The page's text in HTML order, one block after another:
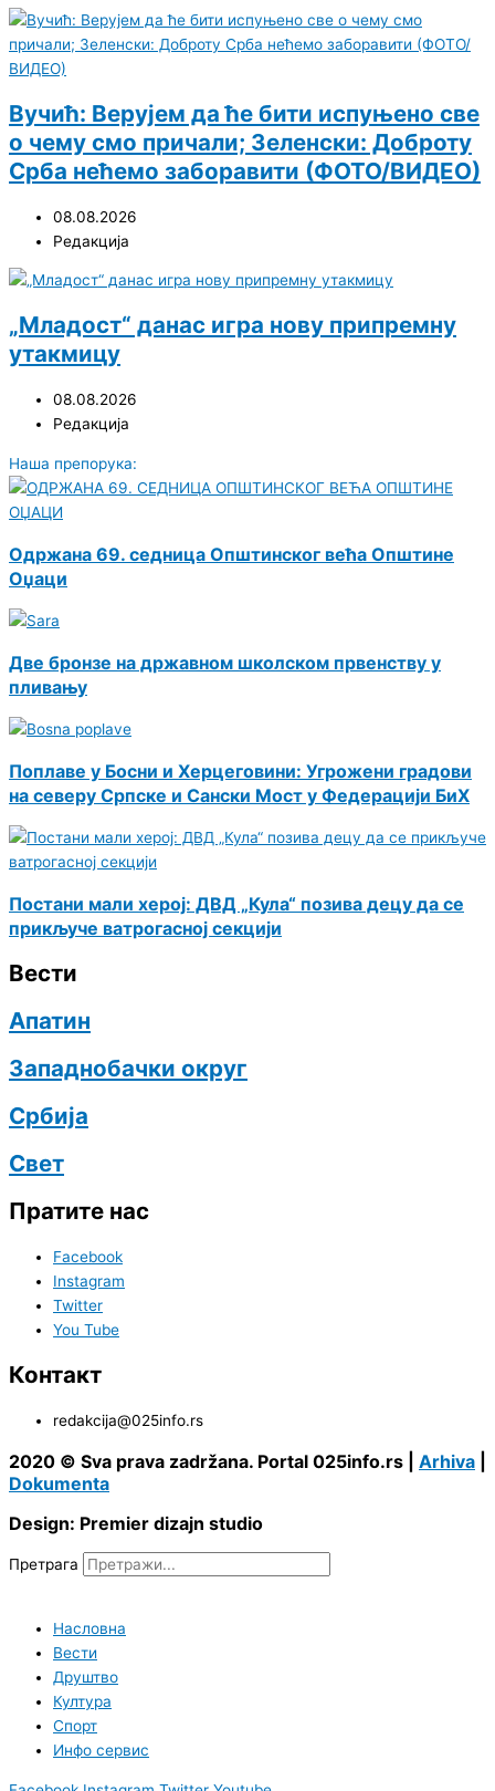
Вучић: Верујем да ће бити испуњено све
о чему смо причали; Зеленски: Доброту
Срба нећемо заборавити (ФОТО/ВИДЕО)
08.08.2026
Редакција
„Младост“ данас игра нову припремну
утакмицу
08.08.2026
Редакција
Наша препорука:
Одржана 69. седница Општинског већа Општине
Оџаци
Двe бронзe на државном школском првeнству у
пливању
Поплаве у Босни и Херцеговини: Угрожени градови
на северу Српске и Сански Мост у Федерацији БиХ
Постани мали херој: ДВД „Кула“ позива децу да се
прикључе ватрогасној секцији
Вести
Апатин
Западнобачки округ
Србија
Свет
Пратите нас
Facebook
Instagram
Twitter
You Tube
Контакт
redakcija@025info.rs
2020 © Sva prava zadržana. Portal 025info.rs | Arhiva
Dokumenta
Design: Premier dizajn studio
Претрага
Насловна
Вести
Друштво
Култура
Спорт
Инфо сервис